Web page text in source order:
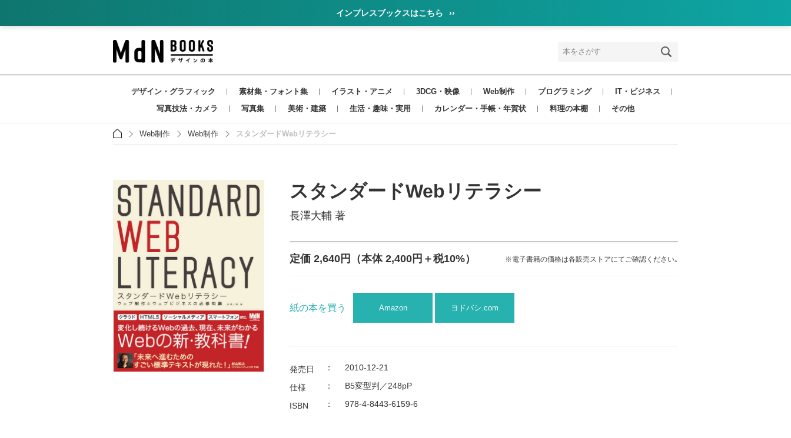
インプレスブックスはこちら ››
デザイン・グラフィック 素材集・フォント集 イラスト・アニメ 3DCG・映像 Web制作 プログラミング
IT・ビジネス
写真技法・カメラ
写真集 美術・建築 生活・趣味・実用 カレンダー・手帳・年賀状 料理の本棚 その他
Web制作 Web制作 スタンダードWebリテラシー
スタンダードWebリテラシー
長澤大輔 著
定価 2,640円 （本体 2,400円＋税10%） ※電子書籍の価格は各販売ストアにてご確認ください｡
紙の本を買う Amazon ヨドバシ.com
発売日 ： 2010-12-21
仕様 ： B5変型判／248pP
ISBN ： 978-4-8443-6159-6